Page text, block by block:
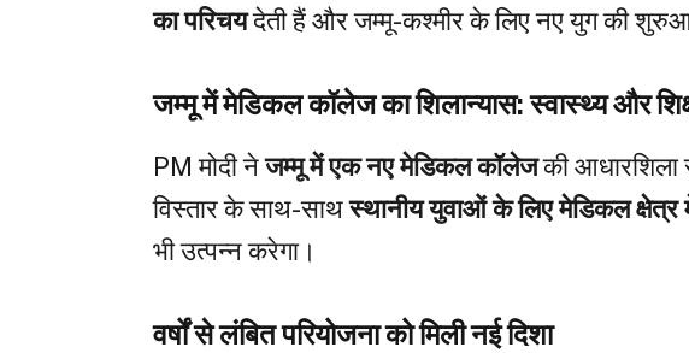
का परिचयदेती हैं और जम्मू-कश्मीर के लिए नए युग की
जम्मू में मेडिकल कॉलेज का शिलान्यास: स्वास्थ्य और
PM मोदी नेजम्मू में एक नए मेडिकल कॉलेजकी आधारशिला
विस्तार के साथ-साथस्थानीय युवाओं के लिए मेडिकल
भी उत्पन्न करेगा।
वर्षों से लंबित परियोजना को मिली नई दिशा